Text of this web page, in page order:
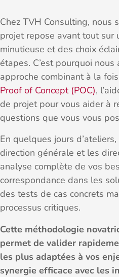
Chez TVH Consulting, nous
projet repose avant tout sur
minutieuse et des choix
étapes. C’est pourquoi
approche combinant à la fois
Proof of Concept (POC),
de projet pour vous aider à
questions que vous vous
En quelques jours
direction générale et les
analyse complète de vos
correspondance dans les
des tests de cas concrets
processus critiques.
Cette méthodologie
permet de valider
les plus adaptées à vos
synergie efficace avec les